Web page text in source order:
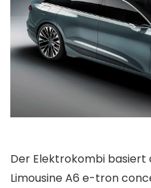
Der Elektrokombi basiert
Limousine A6 e-tron